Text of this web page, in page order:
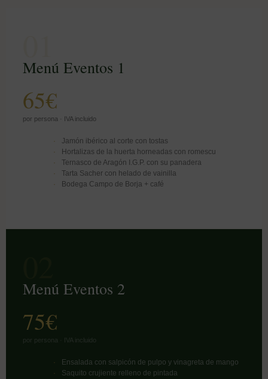
Menú Eventos 1
65€
por persona · IVA incluido
Jamón ibérico al corte con tostas
Hortalizas de la huerta horneadas con romescu
Ternasco de Aragón I.G.P. con su panadera
Tarta Sacher con helado de vainilla
Bodega Campo de Borja + café
Menú Eventos 2
75€
por persona · IVA incluido
Ensalada con salpicón de pulpo y vinagreta de mango
Saquito crujiente relleno de pintada